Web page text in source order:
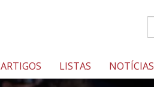
ARTIGOS LISTAS NOTÍCIAS